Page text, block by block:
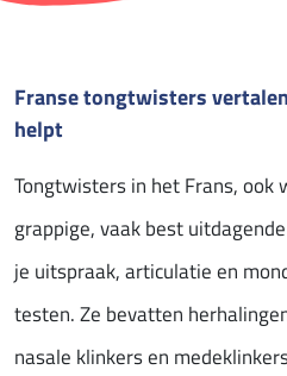
Franse tongtwisters
helpt
Tongtwisters in het Frans, ook
grappige, vaak best
je uitspraak, articulatie en
testen. Ze bevatten
nasale klinkers en